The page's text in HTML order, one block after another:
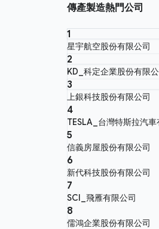
傳產製造熱門公司
1
星宇航空股份有限公司
2
KD_科定企業股份有限
3
上銀科技股份有限公司
4
TESLA_台灣特斯拉汽車
5
信義房屋股份有限公司
6
新代科技股份有限公司
7
SCI_飛雁有限公司
8
儒鴻企業股份有限公司